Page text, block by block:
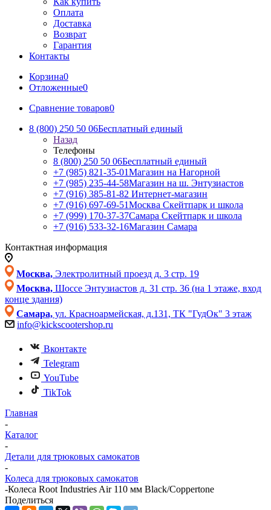
Оплата
Доставка
Возврат
Гарантия
Контакты
Корзина0
Отложенные0
Сравнение товаров0
8 (800) 250 50 06Бесплатный единый
Назад
Телефоны
8 (800) 250 50 06Бесплатный единый
+7 (985) 821-35-01Магазин на Нагорной
+7 (985) 235-44-58Магазин на ш. Энтузиастов
+7 (916) 385-81-82 Интернет-магазин
+7 (916) 697-69-51Москва Скейтпарк и школа
+7 (999) 170-37-37Самара Скейтпарк и школа
+7 (916) 533-32-16Магазин Самара
Контактная информация
Москва, Электролитный проезд д. 3 стр. 19
Москва, Шоссе Энтузиастов д. 31 стр. 36 (на 1 этаже, вход
конце здания)
Самара, ул. Красноармейская, д.131, ТК "ГудОк" 3 этаж
info@kickscootershop.ru
Вконтакте
Telegram
YouTube
TikTok
Главная
-
Каталог
-
Детали для трюковых самокатов
-
Колеса для трюковых самокатов
-Колеса Root Industries Air 110 мм Black/Coppertone
Поделиться